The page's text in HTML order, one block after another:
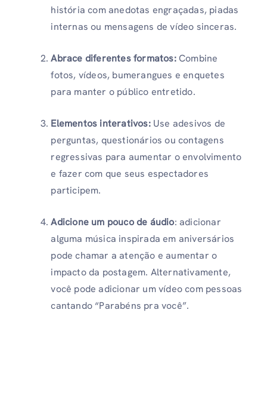
história com anedotas engraçadas, piadas
internas ou mensagens de vídeo sinceras.
Abrace diferentes formatos:Combine
fotos, vídeos, bumerangues e enquetes
para manter o público entretido.
Elementos interativos:Use adesivos de
perguntas, questionários ou contagens
regressivas para aumentar o envolvimento
e fazer com que seus espectadores
participem.
Adicione um pouco de áudio: adicionar
alguma música inspirada em aniversários
pode chamar a atenção e aumentar o
impacto da postagem. Alternativamente,
você pode adicionar um vídeo com pessoas
cantando “Parabéns pra você”.